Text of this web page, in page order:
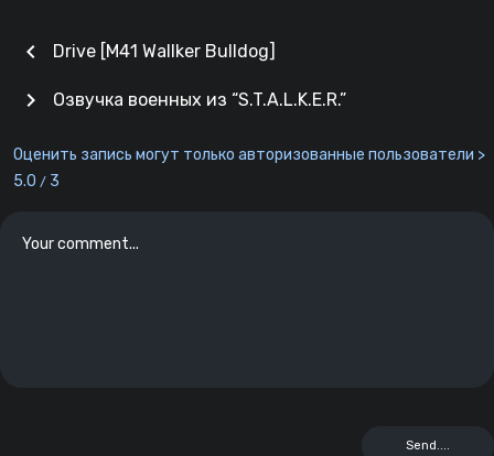
chevron_left Drive [M41 Wallker Bulldog]
Озвучка военных из “S.T.A.L.K.E.R.”
chevron_right
Оценить запись могут только авторизованные пользователи >
5.0 / 3